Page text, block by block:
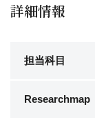
詳細情報
担当科目
Researchmap